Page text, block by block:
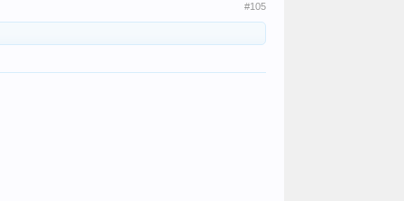
#105